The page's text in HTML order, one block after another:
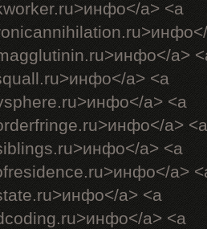
a> <a
a>
a> <a
a> <a
a> <a
a> <a
a>
a> <a
a> <a